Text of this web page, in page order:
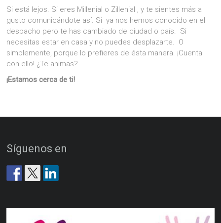
Si está lejos. Si eres Millenial o Zillenial , y te sientes más a
gusto comunicándote así. Si ya nos hemos conocido en el
despacho pero te has cambiado de ciudad o país. Si
necesitas estar en casa y no puedes desplazarte. O
simplemente, porque lo prefieres de ésta manera. ¡Cuenta
con ello! ¿Te animas?
¡Estamos cerca de ti!
Síguenos en